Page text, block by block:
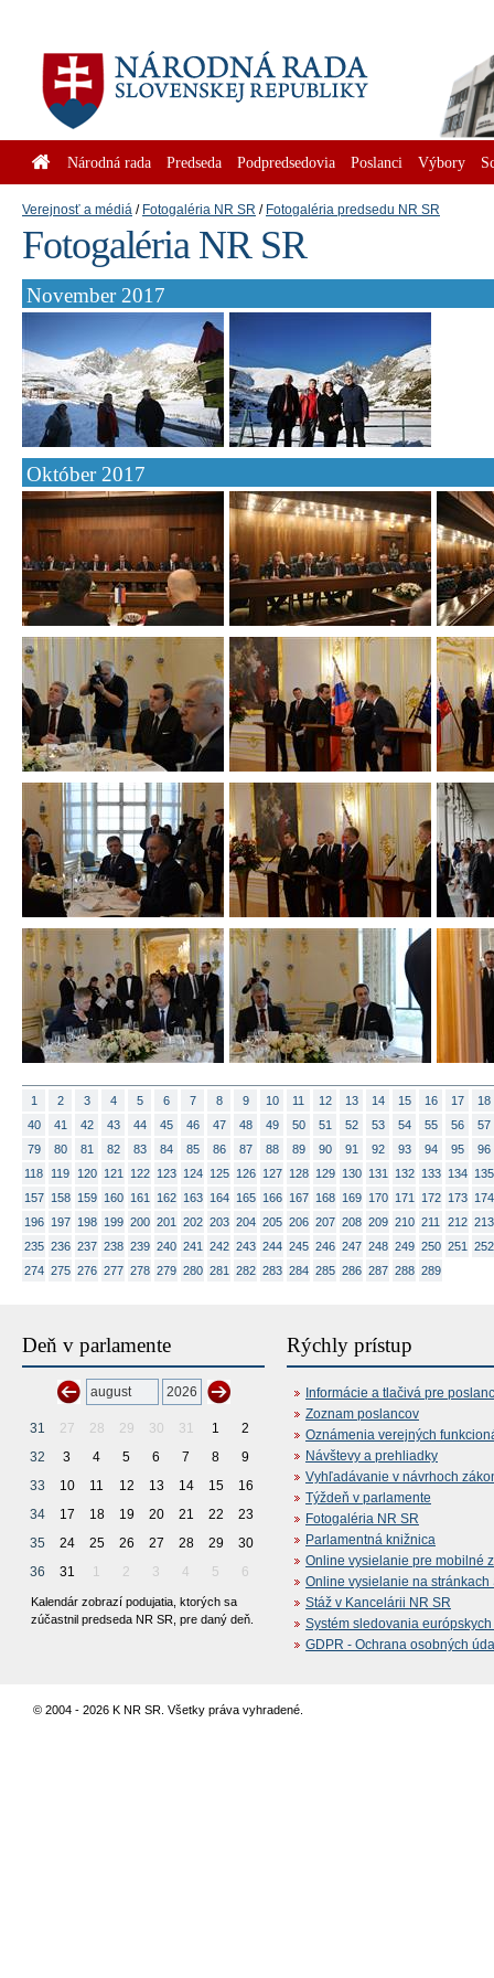
Národná rada Predseda Podpredsedovia Poslanci Výbory
Verejnosť a médiá Fotogaléria NR SR Fotogaléria predsedu NR SR
Fotogaléria NR SR
November 2017
Október 2017
1 2 3 4 5 6 7 8 9 10 11 12 13 14 15 16 17
18
40
41 42 43 44 45 46 47 48 49 50 51 52 53 54 55 56
57
79
80 81 82 83 84 85 86 87 88 89 90 91 92 93 94 95
96
118
119 120 121 122 123 124 125 126 127 128 129 130 131 132 133 134
135
157
158 159 160 161 162 163 164 165 166 167 168 169 170 171 172 173
174
196
197 198 199 200 201 202 203 204 205 206 207 208 209 210 211 212 213
235 236 237 238 239 240 241 242 243 244 245 246 247 248 249 250 251
252
274 275 276 277 278 279 280 281 282 283 284 285 286 287 288 289
Deň v parlamente
31 27 28 29 30 31 1
2
32
3 4 5 6 7 8
9
33
10 11 12 13 14 15
16
34
17 18 19 20 21 22
23
35
24 25 26 27 28 29
30
36
31 1 2 3 4 5 6
Kalendár zobrazí podujatia, ktorých sa
zúčastnil predseda NR SR, pre daný deň.
Rýchly prístup
Informácie a tlačivá pre
Zoznam poslancov
Oznámenia verejných
Návštevy a prehliadky
Vyhľadávanie v návrhoch
Týždeň v parlamente
Fotogaléria NR SR
Parlamentná knižnica
Online vysielanie pre mobilné
Online vysielanie na stránkach
Stáž v Kancelárii NR SR
Systém sledovania
GDPR - Ochrana osobných
© 2004 - 2026 K NR SR. Všetky práva vyhradené.